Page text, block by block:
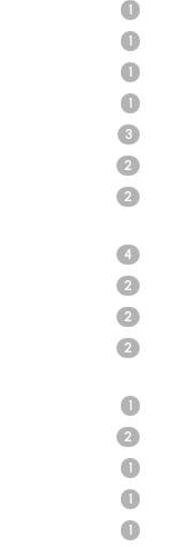
1
1
1
1
3
2
2
4
2
2
2
1
2
1
1
1